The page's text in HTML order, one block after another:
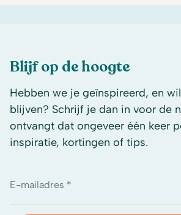
Blijf op de hoogte
Hebben we je geïnspireerd, en
blijven? Schrijf je dan in voor de
ontvangt dat ongeveer één keer
inspiratie, kortingen of tips.
E-mailadres *